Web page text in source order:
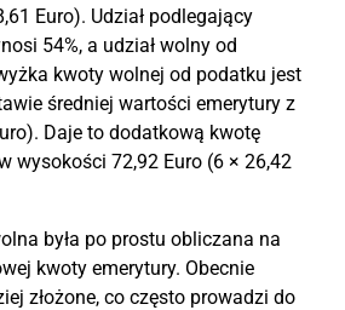
Euro). Udział podlegający
54%, a udział wolny od
kwoty wolnej od podatku jest
średniej wartości emerytury z
Daje to dodatkową kwotę
wysokości 72,92 Euro (6 × 26,42
była po prostu obliczana na
kwoty emerytury. Obecnie
złożone, co często prowadzi do